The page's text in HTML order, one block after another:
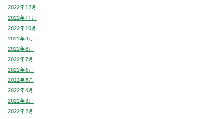
2022年12月
2022年11月
2022年10月
2022年9月
2022年8月
2022年7月
2022年6月
2022年5月
2022年4月
2022年3月
2022年2月